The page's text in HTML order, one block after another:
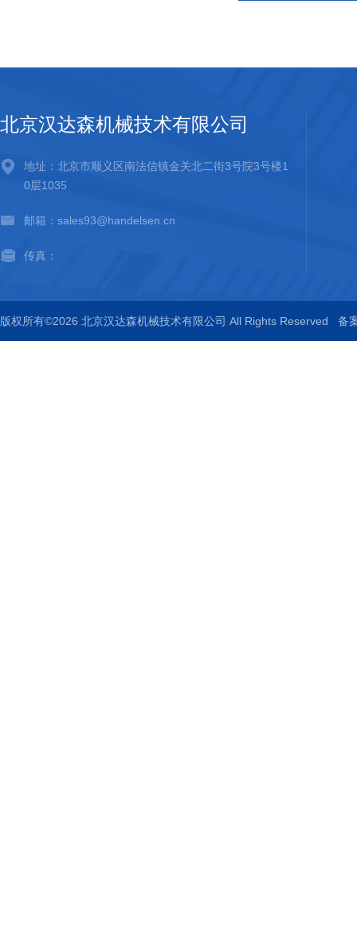
北京汉达森机械技术有限公司
地址：北京市顺义区南法信镇金关北二街3号院3号楼1
0层1035
邮箱：sales93@handelsen.cn
传真：
版权所有©2026 北京汉达森机械技术有限公司 All Rights Reserved 备